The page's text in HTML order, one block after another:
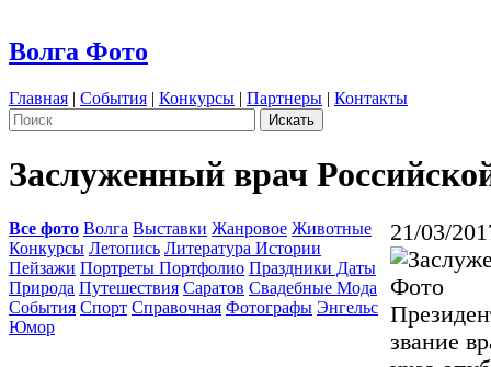
Волга Фото
Главная | События | Конкурсы | Партнеры | Контакты
Заслуженный врач
Все фото Волга Выставки Жанровое Животные
Конкурсы Летопись Литература Истории
Пейзажи Портреты Портфолио Праздники Даты
Природа Путешествия Саратов Свадебные Мода
События Спорт Справочная Фотографы Энгельс
Юмор
21/03/
звание